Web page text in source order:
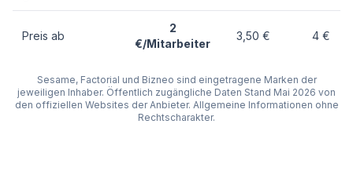
Preis ab
2
€/Mitarbeiter
3,50 € 4 €
Sesame, Factorial und Bizneo sind eingetragene Marken der
jeweiligen Inhaber. Öffentlich zugängliche Daten Stand Mai 2026 von
den offiziellen Websites der Anbieter. Allgemeine Informationen ohne
Rechtscharakter.